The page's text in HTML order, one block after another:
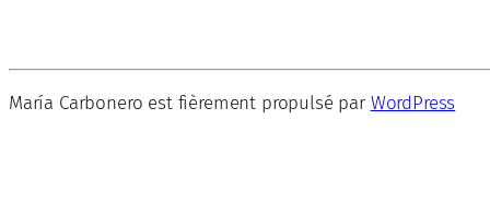
María Carbonero est fièrement propulsé par WordPress